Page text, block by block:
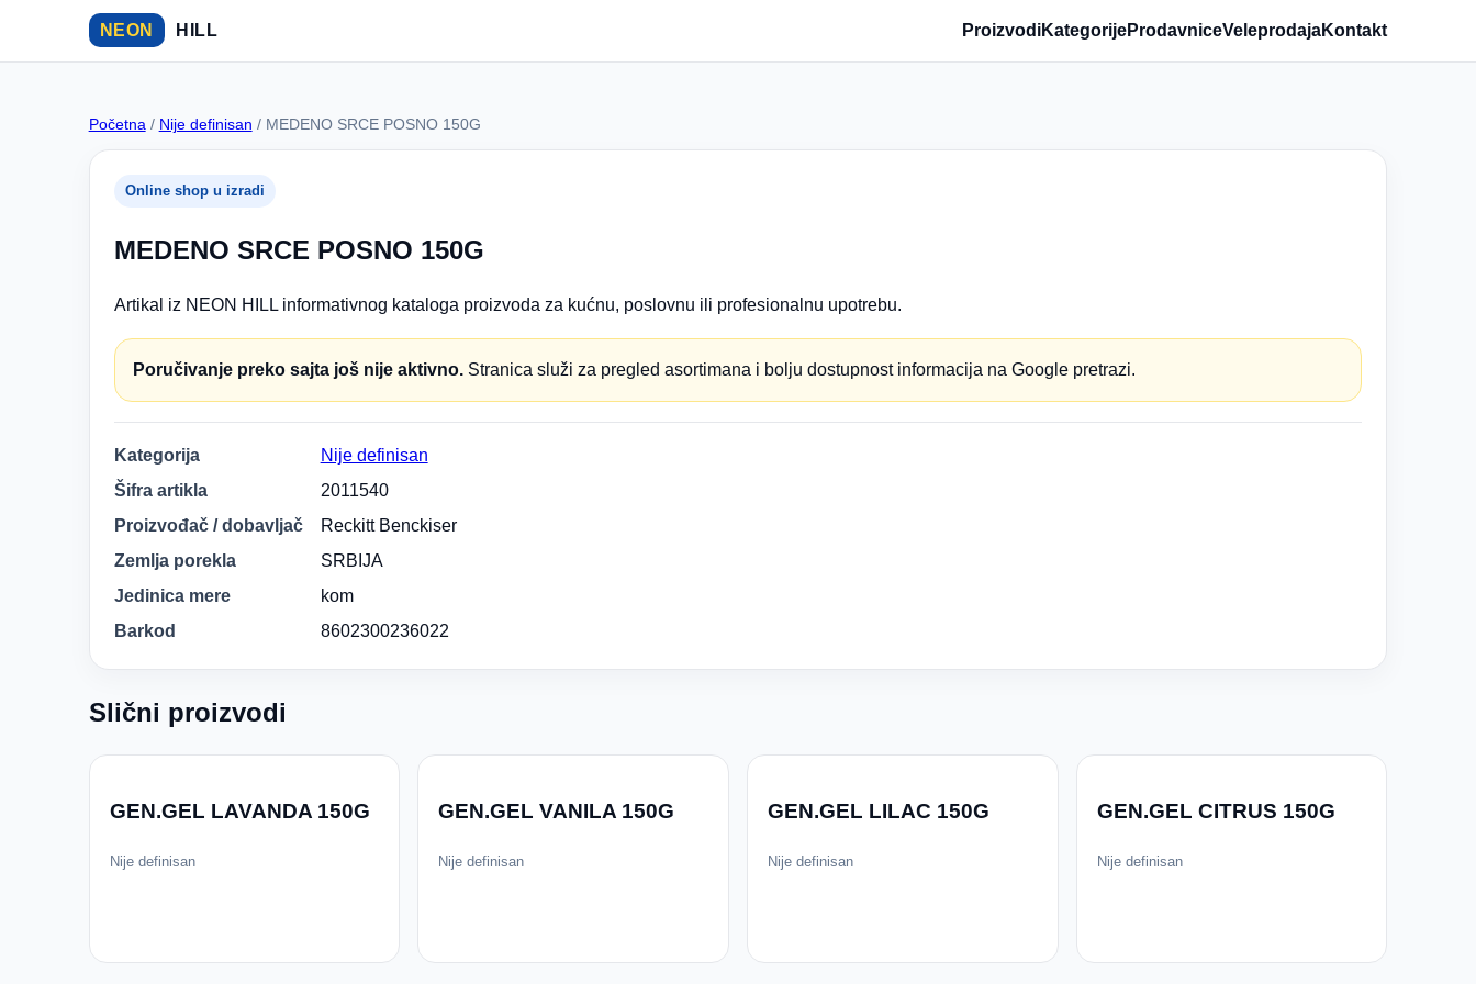
NEON HILL ProizvodiKategorijeProdavniceVeleprodajaKontakt
Početna / Nije definisan / MEDENO SRCE POSNO 150G
Online shop u izradi
MEDENO SRCE POSNO 150G
Artikal iz NEON HILL informativnog kataloga proizvoda za kućnu, poslovnu ili profesionalnu upotrebu.
Poručivanje preko sajta još nije aktivno.Stranica služi za pregled asortimana i bolju dostupnost informacija na Google pretrazi.
Kategorija
Nije definisan
Šifra artikla
2011540
Proizvođač / dobavljač
Reckitt Benckiser
Zemlja porekla
SRBIJA
Jedinica mere
kom
Barkod
8602300236022
Slični proizvodi
GEN.GEL LAVANDA 150G
Nije definisan
GEN.GEL VANILA 150G
Nije definisan
GEN.GEL LILAC 150G
Nije definisan
GEN.GEL CITRUS 150G
Nije definisan